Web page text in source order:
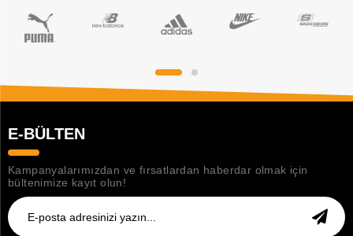
E-BÜLTEN
Kampanyalarımızdan ve fırsatlardan haberdar olmak için
bültenimize kayıt olun!